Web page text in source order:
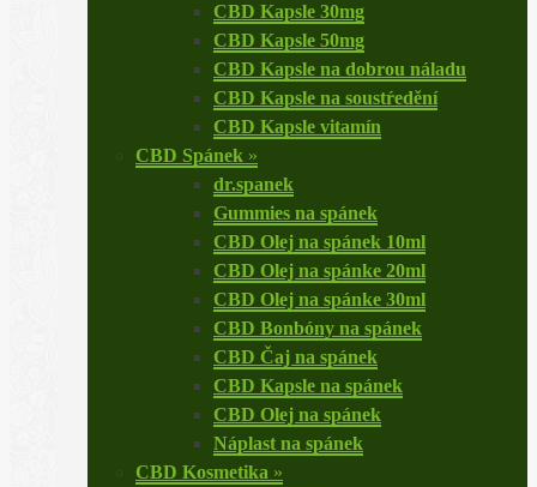
CBD Kapsle 30mg
CBD Kapsle 50mg
CBD Kapsle na dobrou náladu
CBD Kapsle na soustŕedění
CBD Kapsle vitamín
CBD Spánek »
dr.spanek
Gummies na spánek
CBD Olej na spánek 10ml
CBD Olej na spánke 20ml
CBD Olej na spánke 30ml
CBD Bonbóny na spánek
CBD Čaj na spánek
CBD Kapsle na spánek
CBD Olej na spánek
Náplast na spánek
CBD Kosmetika »